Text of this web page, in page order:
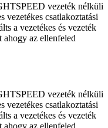
vezeték nélküli
vezetékes csatlakoztatási
a vezetékes és vezeték
az ellenfeled
vezeték nélküli
vezetékes csatlakoztatási
a vezetékes és vezeték